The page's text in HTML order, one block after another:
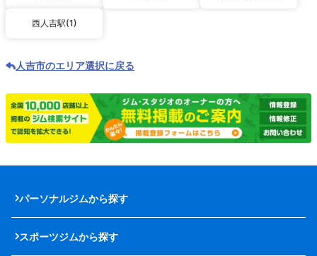
西人吉駅(1)
人吉市のエリア選択に戻る
パーソナルジムから探す
スポーツジムから探す